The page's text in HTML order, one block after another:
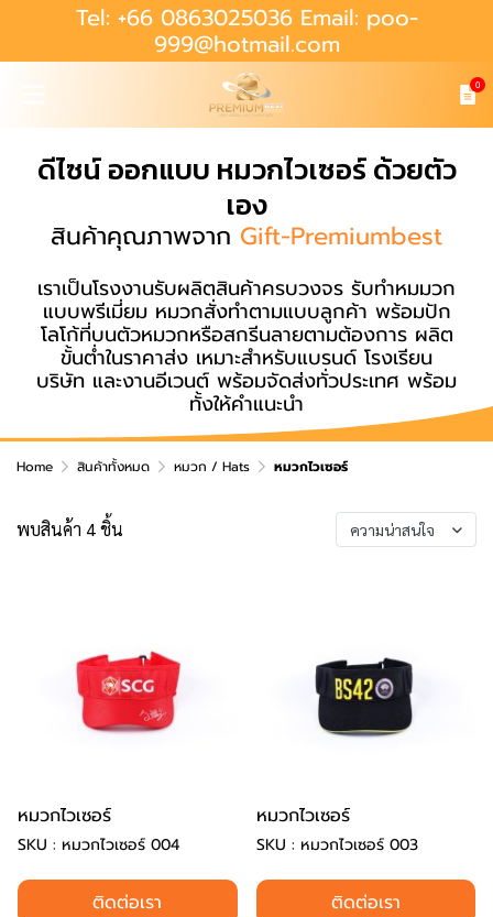
Tel: +66 0863025036 Email: poo-
999@hotmail.com
0
ดีไซน์ ออกแบบ หมวกไวเซอร์ ด้วยตัว
เอง
สินค้าคุณภาพจาก Gift-Premiumbest
เราเป็นโรงงานรับผลิตสินค้าครบวงจร รับทำหมมวก
แบบพรีเมี่ยม หมวกสั่งทำตามแบบลูกค้า พร้อมปัก
โลโก้ที่บนตัวหมวกหรือสกรีนลายตามต้องการ ผลิต
ขั้นต่ำในราคาส่ง เหมาะสำหรับแบรนด์ โรงเรียน
บริษัท และงานอีเวนต์ พร้อมจัดส่งทั่วประเทศ พร้อม
ทั้งให้คำแนะนำ
Home สินค้าทั้งหมด หมวก / Hats หมวกไวเซอร์
พบสินค้า 4 ชิ้น ความน่าสนใจ
หมวกไวเซอร์
SKU : หมวกไวเซอร์ 004
ติดต่อเรา
หมวกไวเซอร์
SKU : หมวกไวเซอร์ 003
ติดต่อเรา